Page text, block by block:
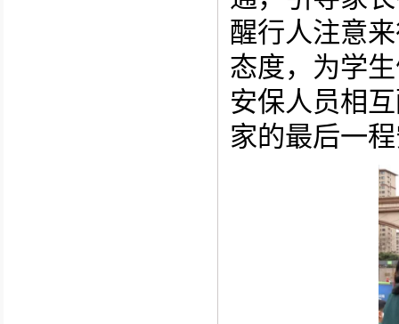
醒行人注意
态度，为学
安保人员相
家的最后一